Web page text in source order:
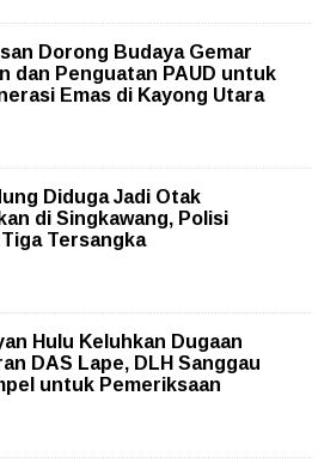
Dorong Budaya Gemar
dan Penguatan PAUD untuk
Emas di Kayong Utara
Diduga Jadi Otak
di Singkawang, Polisi
Tersangka
Hulu Keluhkan Dugaan
DAS Lape, DLH Sanggau
untuk Pemeriksaan